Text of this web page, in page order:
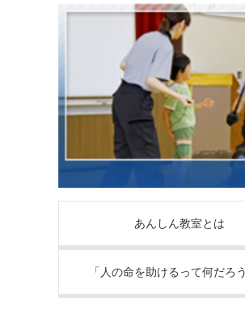
あんしん教室とは
「人の命を助けるって何だろ